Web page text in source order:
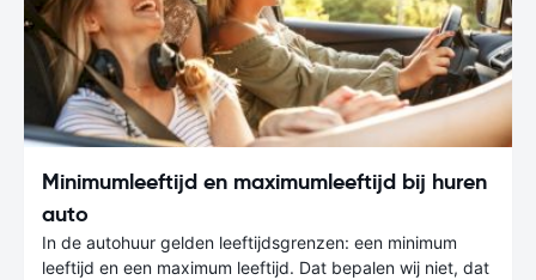
Minimumleeftijd en maximumleeftijd bij huren
auto
In de autohuur gelden leeftijdsgrenzen: een minimum
leeftijd en een maximum leeftijd. Dat bepalen wij niet, dat